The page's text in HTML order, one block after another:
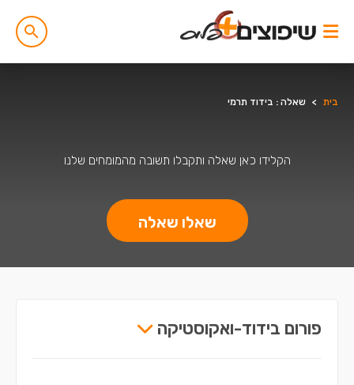
בית > שאלה : בידוד תרמי
הקלידו כאן שאלה ותקבלו תשובה מהמומחים שלנו
שאלו שאלה
פורום בידוד-ואקוסטיקה